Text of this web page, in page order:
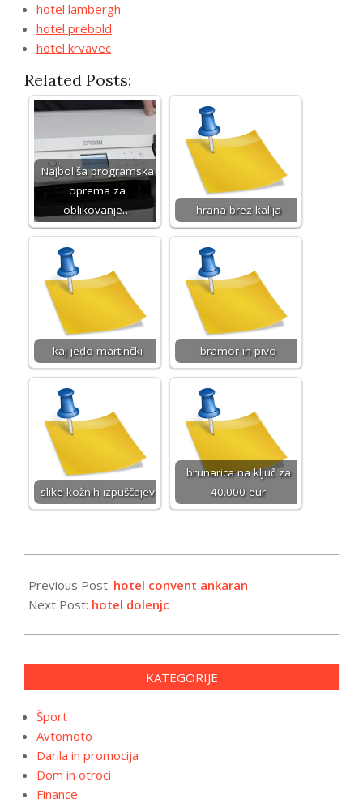
hotel lambergh
hotel prebold
hotel krvavec
Related Posts:
Najboljša programska
oprema za
oblikovanje…
hrana brez kalija
kaj jedo martinčki bramor in pivo
slike kožnih izpuščajev
brunarica na ključ za
40.000 eur
04-
15
Previous Post: hotel convent ankaran
Next Post: hotel dolenjc
KATEGORIJE
Šport
Avtomoto
Darila in promocija
Dom in otroci
Finance